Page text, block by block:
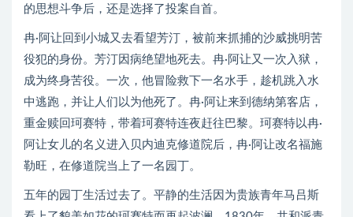
的思想斗争后，还是选择了投案自首。
冉·阿让回到小城又去看望芳汀，被前来抓捕的沙威挑明苦
役犯的身份。芳汀因病绝望地死去。冉·阿让又一次入狱，
成为终身苦役。一次，他冒险救下一名水手，趁机跳入水
中逃跑，并让人们以为他死了。冉·阿让来到德纳第客店，
重金赎回珂赛特，带着珂赛特连夜赶往巴黎。珂赛特以冉·
阿让女儿的名义进入贝内迪克修道院后，冉·阿让改名福施
勒旺，在修道院当上了一名园丁。
五年的园丁生活过去了。平静的生活因为贵族青年马吕斯